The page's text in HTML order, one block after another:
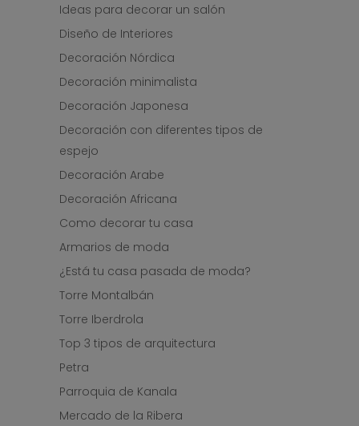
Ideas para decorar un salón
Diseño de Interiores
Decoración Nórdica
Decoración minimalista
Decoración Japonesa
Decoración con diferentes tipos de
espejo
Decoración Arabe
Decoración Africana
Como decorar tu casa
Armarios de moda
¿Está tu casa pasada de moda?
Torre Montalbán
Torre Iberdrola
Top 3 tipos de arquitectura
Petra
Parroquia de Kanala
Mercado de la Ribera